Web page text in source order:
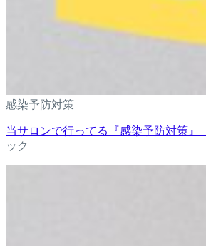
感染予防対策
当サロンで行ってる『感染予防対策』
ック